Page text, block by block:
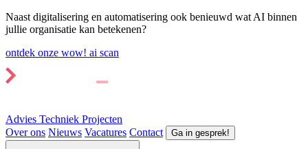
Naast digitalisering en automatisering ook benieuwd wat AI binnen
jullie organisatie kan betekenen?
ontdek onze wow! ai scan
Advies Techniek Projecten
Over ons Nieuws Vacatures Contact Ga in gesprek!